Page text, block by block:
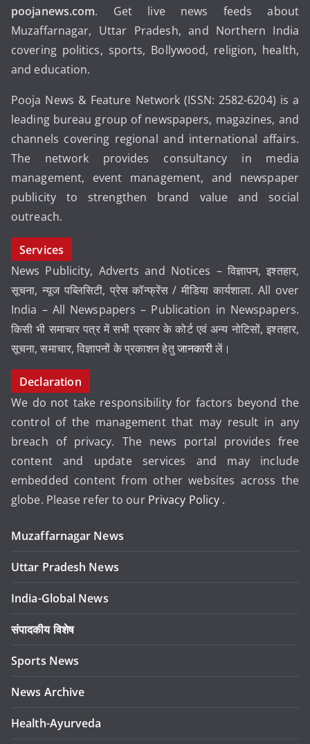
poojanews.com. Get live news feeds about
Muzaffarnagar, Uttar Pradesh, and Northern India
covering politics, sports, Bollywood, religion, health,
and education.
Pooja News & Feature Network (ISSN: 2582-6204) is a
leading bureau group of newspapers, magazines, and
channels covering regional and international affairs.
The network provides consultancy in media
management, event management, and newspaper
publicity to strengthen brand value and social
outreach.
Services
News Publicity, Adverts and Notices – विज्ञापन, इश्तहार,
सूचना, न्यूज पब्लिसिटी, प्रेस कॉन्फ्रेंस / मीडिया कार्यशाला. All over
India – All Newspapers – Publication in Newspapers.
किसी भी समाचार पत्र में सभी प्रकार के कोर्ट एवं अन्य नोटिसों, इश्तहार,
सूचना, समाचार, विज्ञापनों के प्रकाशन हेतुजानकारीलें।
Declaration
We do not take responsibility for factors beyond the
control of the management that may result in any
breach of privacy. The news portal provides free
content and update services and may include
embedded content from other websites across the
globe. Please refer to our Privacy Policy .
Muzaffarnagar News
Uttar Pradesh News
India-Global News
संपादकीय विशेष
Sports News
News Archive
Health-Ayurveda